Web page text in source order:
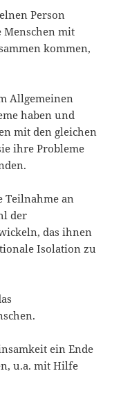
Person
Menschen mit
kommen,
Allgemeinen
haben und
mit den gleichen
ihre Probleme
Teilnahme an
der
das ihnen
Isolation zu
ein Ende
u.a. mit Hilfe